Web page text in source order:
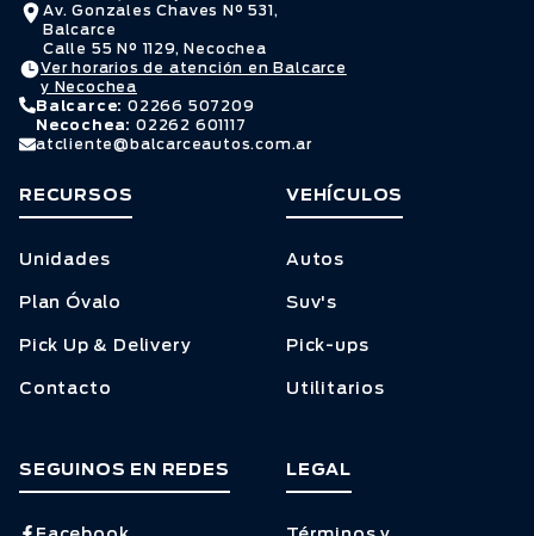
Av. Gonzales Chaves N° 531,
Balcarce
Calle 55 N° 1129, Necochea
Ver horarios de atención en Balcarce
y Necochea
Balcarce: 02266 507209
Necochea: 02262 601117
atcliente@balcarceautos.com.ar
RECURSOS
Unidades
Plan Óvalo
Pick Up & Delivery
Contacto
VEHÍCULOS
Autos
Suv's
Pick-ups
Utilitarios
SEGUINOS EN REDES LEGAL